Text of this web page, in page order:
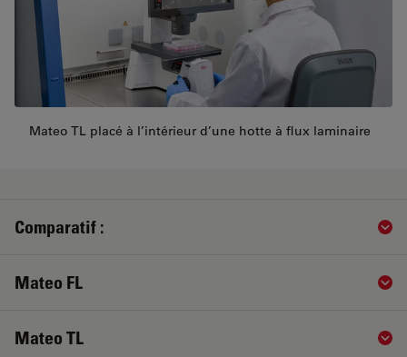
Mateo TL placé à l’intérieur d’une hotte à flux laminaire
Comparatif :
Mateo FL
Mateo TL